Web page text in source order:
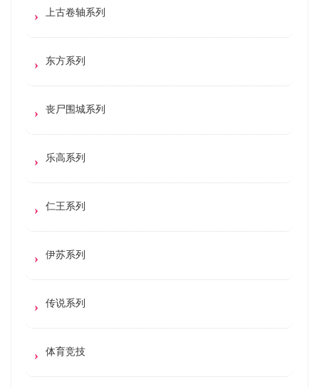
上古卷轴系列
东方系列
丧尸围城系列
乐高系列
仁王系列
伊苏系列
传说系列
体育竞技